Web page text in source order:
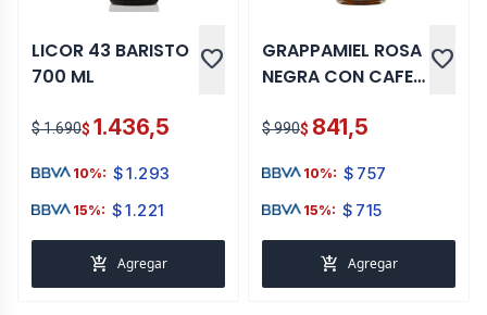
LICOR 43 BARISTO
700 ML
favorite
$ 1.690$ 1.436,5
10%: $1.293
15%: $1.221
add_shopping_cart Agregar
GRAPPAMIEL ROSA
NEGRA CON CAFE
favorite
$ 990$ 841,5
10%: $ 757
15%: $ 715
add_shopping_cart Agregar